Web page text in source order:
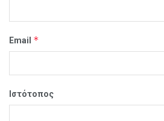
Email *
Ιστότοπος